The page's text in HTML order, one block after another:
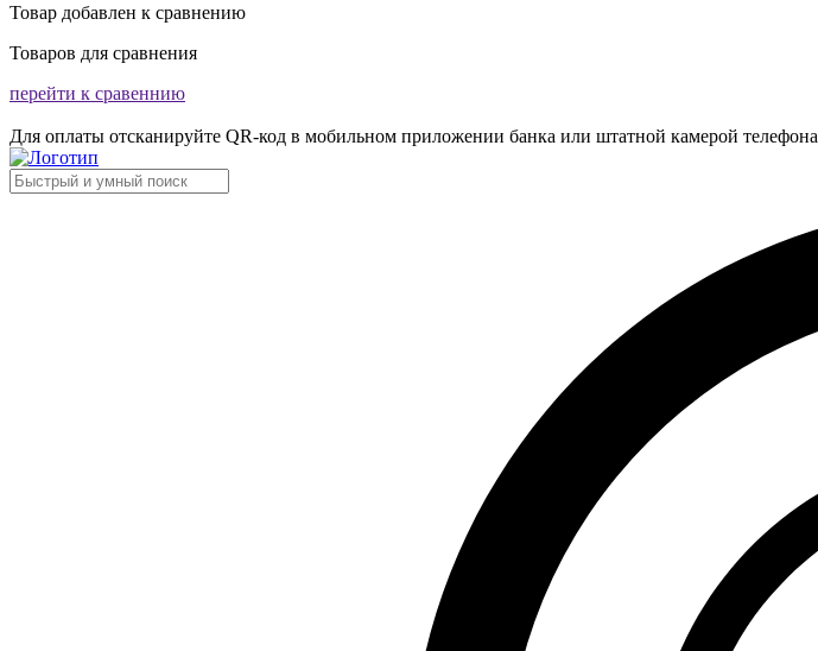
Товар добавлен к сравнению
Товаров для сравнения
перейти к сравеннию
Для оплаты отсканируйте QR-код в мобильном приложении банка или штатной камерой телефона